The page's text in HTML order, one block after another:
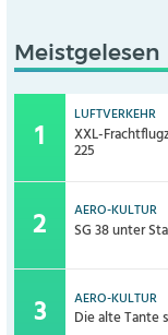
Meistgelesen
LUFTVERKEHR
XXL-
225
AERO-KULTUR
SG 38 unter
AERO-KULTUR
Die alte Tante